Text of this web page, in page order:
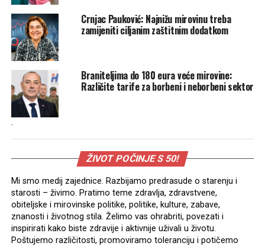
Crnjac Pauković: Najnižu mirovinu treba
zamijeniti ciljanim zaštitnim dodatkom
Braniteljima do 180 eura veće mirovine:
Različite tarife za borbeni i neborbeni sektor
.
ŽIVOT POČINJE S 50!
Mi smo medij zajednice. Razbijamo predrasude o starenju i
starosti – živimo. Pratimo teme zdravlja, zdravstvene,
obiteljske i mirovinske politike, politike, kulture, zabave,
znanosti i životnog stila. Želimo vas ohrabriti, povezati i
inspirirati kako biste zdravije i aktivnije uživali u životu.
Poštujemo različitosti, promoviramo toleranciju i potičemo